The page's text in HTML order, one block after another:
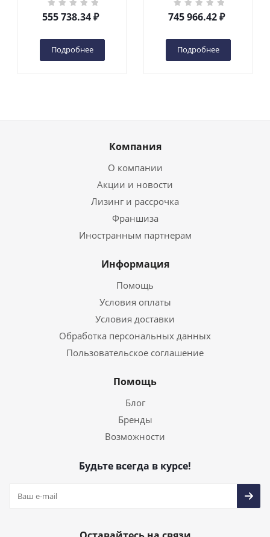
DC 2-мачтовый
(автономный) (G) в
555 738.34₽
Подробнее
200S DC 2-мачтовый
(автономный) (N) в
745 966.42₽
Подробнее
Компания
О компании
Акции и новости
Лизинг и рассрочка
Франшиза
Иностранным партнерам
Информация
Помощь
Условия оплаты
Условия доставки
Обработка персональных данных
Пользовательское соглашение
Помощь
Блог
Бренды
Возможности
Будьте всегда в курсе!